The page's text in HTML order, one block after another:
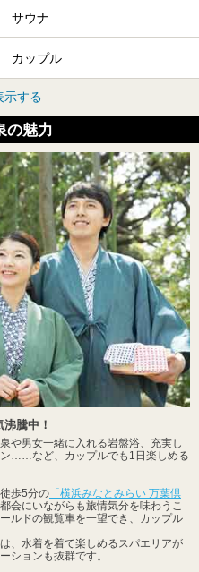
サウナ
カップル
示する
の魅力
騰中！
や男女一緒に入れる岩盤浴、充実し
……など、カップルでも1日楽しめる
歩5分の 「横浜みなとみらい 万葉倶
会にいながらも旅情気分を味わうこ
ルドの観覧車を一望でき、カップル
は、水着を着て楽しめるスパエリアが
ションも抜群です。